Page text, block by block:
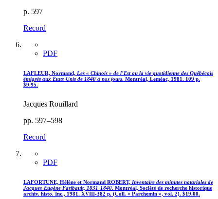
p. 597
Record
PDF
LAFLEUR, Normand, Les « Chinois » de l’Est ou la vie quotidienne des Québécois
émigrés aux États-Unis de 1840 à nos jours. Montréal, Leméac, 1981. 109 p.
$9.95.
Jacques Rouillard
pp. 597–598
Record
PDF
LAFORTUNE, Hélène et Normand ROBERT, Inventaire des minutes notariales de
Jacques-Eugène Faribault, 1831-1840. Montréal, Société de recherche historique
archiv. histo. Inc., 1981. XVIII-382 p. (Coll. « Parchemin », vol. 2). $19.00.